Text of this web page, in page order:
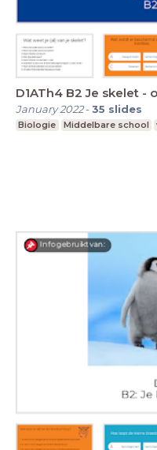
D1ATh4 B2 Je skelet -
January 2022-35 slides
Biologie Middelbare school